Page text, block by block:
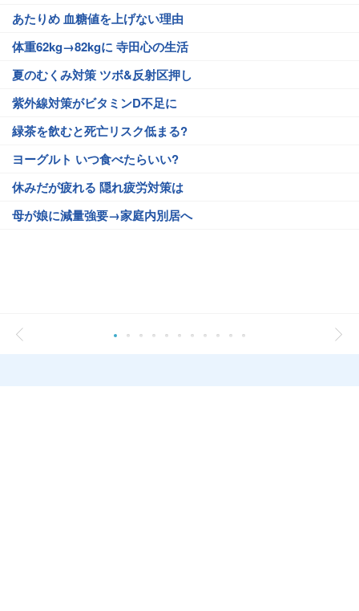
あたりめ 血糖値を上げない理由
体重62kg→82kgに 寺田心の生活
夏のむくみ対策 ツボ&反射区押し
紫外線対策がビタミンD不足に
緑茶を飲むと死亡リスク低まる?
ヨーグルト いつ食べたらいい?
休みだが疲れる 隠れ疲労対策は
母が娘に減量強要→家庭内別居へ